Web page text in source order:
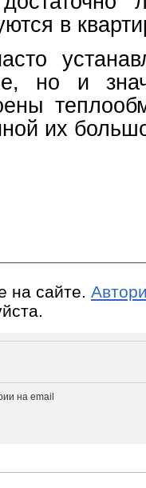
в
но и
их
на сайте.
на email